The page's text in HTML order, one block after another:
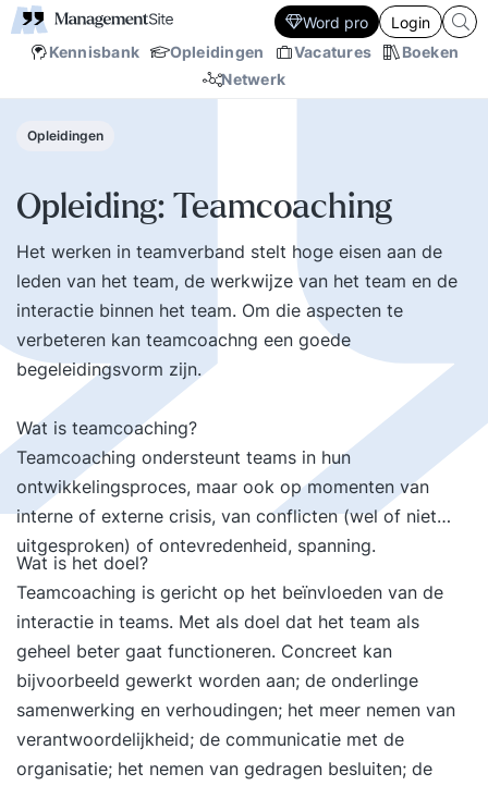
Kennisbank Opleidingen Vacatures
Boeken
Netwerk
Word pro Login
Opleidingen
Opleiding: Teamcoaching
Het werken in teamverband stelt hoge eisen aan de
leden van het team, de werkwijze van het team en de
interactie binnen het team. Om die aspecten te
verbeteren kan teamcoachng een goede
begeleidingsvorm zijn.
Wat is teamcoaching?
Teamcoaching ondersteunt teams in hun
ontwikkelingsproces, maar ook op momenten van
interne of externe crisis, van conflicten (wel of niet
uitgesproken) of ontevredenheid, spanning.
Wat is het doel?
Teamcoaching is gericht op het beïnvloeden van de
interactie in teams. Met als doel dat het team als
geheel beter gaat functioneren. Concreet kan
bijvoorbeeld gewerkt worden aan; de onderlinge
samenwerking en verhoudingen; het meer nemen van
verantwoordelijkheid; de communicatie met de
organisatie; het nemen van gedragen besluiten; de